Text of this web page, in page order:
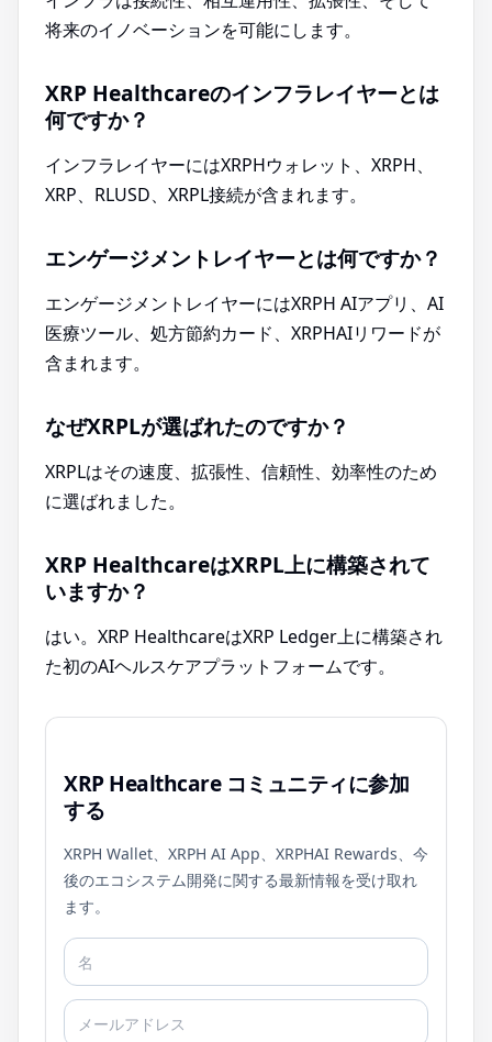
将来のイノベーションを可能にします。
XRP Healthcareのインフラレイヤーとは
何ですか？
インフラレイヤーにはXRPHウォレット、XRPH、
XRP、RLUSD、XRPL接続が含まれます。
エンゲージメントレイヤーとは何ですか？
エンゲージメントレイヤーにはXRPH AIアプリ、AI
医療ツール、処方節約カード、XRPHAIリワードが
含まれます。
なぜXRPLが選ばれたのですか？
XRPLはその速度、拡張性、信頼性、効率性のため
に選ばれました。
XRP HealthcareはXRPL上に構築されて
いますか？
はい。XRP HealthcareはXRP Ledger上に構築され
た初のAIヘルスケアプラットフォームです。
XRP Healthcare コミュニティに参加
する
XRPH Wallet、XRPH AI App、XRPHAI Rewards、今
後のエコシステム開発に関する最新情報を受け取れ
ます。